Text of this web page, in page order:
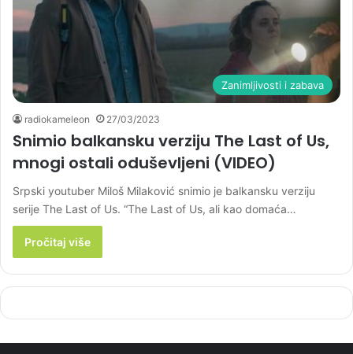
Zanimljivosti i zabava
radiokameleon 27/03/2023
Snimio balkansku verziju The Last of Us,
mnogi ostali oduševljeni (VIDEO)
Srpski youtuber Miloš Milaković snimio je balkansku verziju
serije The Last of Us. “The Last of Us, ali kao domaća…
Pročitaj više